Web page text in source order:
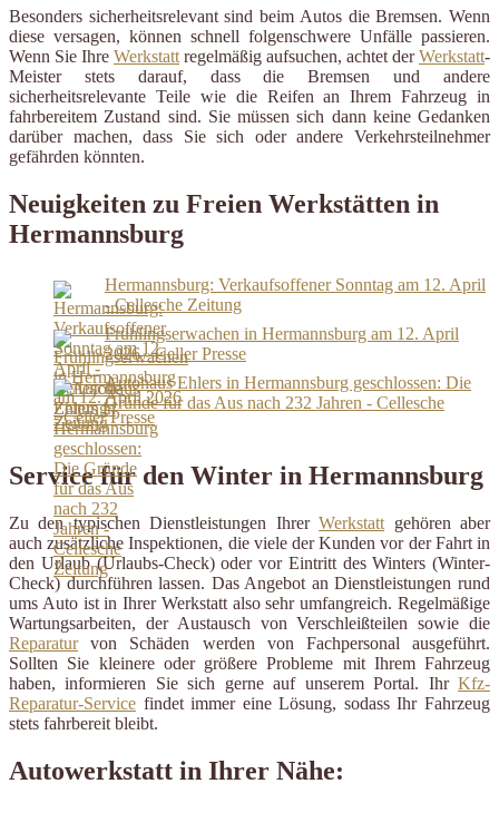
Besonders sicherheitsrelevant sind beim Autos die Bremsen. Wenn
diese versagen, können schnell folgenschwere Unfälle passieren.
Wenn Sie Ihre Werkstatt regelmäßig aufsuchen, achtet derWerkstatt-
Meister stets darauf, dass die Bremsen und andere
sicherheitsrelevante Teile wie die Reifen an Ihrem Fahrzeug in
fahrbereitem Zustand sind. Sie müssen sich dann keine Gedanken
darüber machen, dass Sie sich oder andere Verkehrsteilnehmer
gefährden könnten.
Neuigkeiten zu Freien Werkstätten in
Hermannsburg
Hermannsburg: Verkaufsoffener Sonntag am 12. April
- Cellesche Zeitung
Frühlingserwachen in Hermannsburg am 12. April
2026 - Celler Presse
Autohaus Ehlers in Hermannsburg geschlossen: Die
Gründe für das Aus nach 232 Jahren - Cellesche
Zeitung
Service für den Winter in Hermannsburg
Zu den typischen Dienstleistungen IhrerWerkstatt gehören aber
auch zusätzliche Inspektionen, die viele der Kunden vor der Fahrt in
den Urlaub (Urlaubs-Check) oder vor Eintritt des Winters (Winter-
Check) durchführen lassen. Das Angebot an Dienstleistungen rund
ums Auto ist in Ihrer Werkstatt also sehr umfangreich. Regelmäßige
Wartungsarbeiten, der Austausch von Verschleißteilen sowie die
Reparaturvon Schäden werden von Fachpersonal ausgeführt.
Sollten Sie kleinere oder größere Probleme mit Ihrem Fahrzeug
haben, informieren Sie sich gerne auf unserem Portal. Ihr Kfz-
Reparatur-Service findet immer eine Lösung, sodass Ihr Fahrzeug
stets fahrbereit bleibt.
Autowerkstatt in Ihrer Nähe: